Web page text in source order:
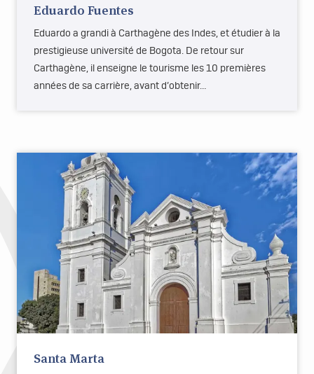
Eduardo Fuentes
Eduardo a grandi à Carthagène des Indes, et étudier à la
prestigieuse université de Bogota. De retour sur
Carthagène, il enseigne le tourisme les 10 premières
années de sa carrière, avant d’obtenir…
Santa Marta